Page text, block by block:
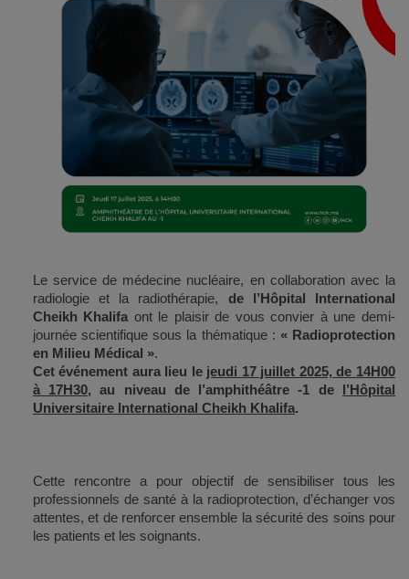
Le service de médecine nucléaire, en collaboration avec la
radiologie et la radiothérapie, de l’Hôpital International
Cheikh Khalifa ont le plaisir de vous convier à une demi-
journée scientifique sous la thématique : « Radioprotection
en Milieu Médical ».
Cet événement aura lieu le jeudi 17 juillet 2025, de 14H00
à 17H30, au niveau de l’amphithéâtre -1 de l’Hôpital
Universitaire International Cheikh Khalifa.
Cette rencontre a pour objectif de sensibiliser tous les
professionnels de santé à la radioprotection, d’échanger vos
attentes, et de renforcer ensemble la sécurité des soins pour
les patients et les soignants.